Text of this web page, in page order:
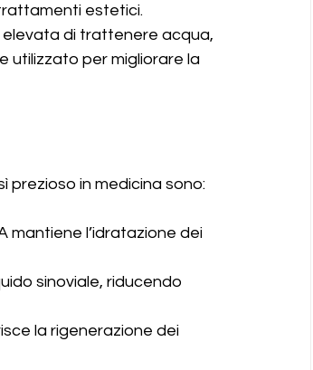
estetici.
elevata di trattenere acqua,
utilizzato per migliorare la
prezioso in medicina sono:
mantiene l’idratazione dei
sinoviale, riducendo
la rigenerazione dei